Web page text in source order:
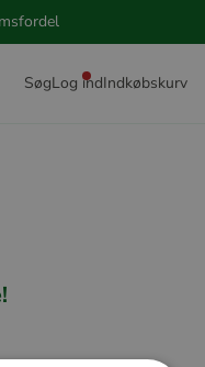
SøgLog indIndkøbskurv